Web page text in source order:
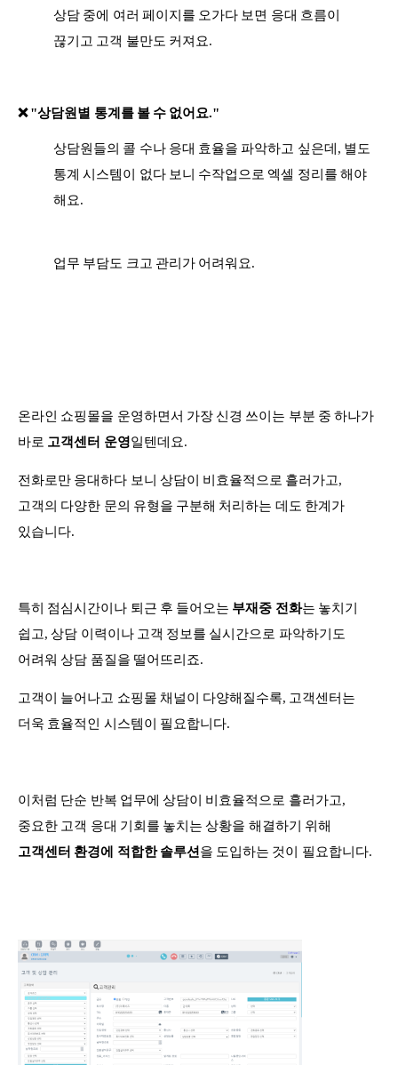
상담 중에 여러 페이지를 오가다 보면 응대 흐름이
끊기고 고객 불만도 커져요.
❌"상담원별 통계를 볼 수 없어요."
상담원들의 콜 수나 응대 효율을 파악하고 싶은데, 별도
통계 시스템이 없다 보니 수작업으로 엑셀 정리를 해야
해요.
업무 부담도 크고 관리가 어려워요.
온라인 쇼핑몰을 운영하면서 가장 신경 쓰이는 부분 중 하나가
바로 고객센터 운영일텐데요.
전화로만 응대하다 보니 상담이 비효율적으로 흘러가고,
고객의 다양한 문의 유형을 구분해 처리하는 데도 한계가
있습니다.
특히 점심시간이나 퇴근 후 들어오는 부재중 전화는 놓치기
쉽고, 상담 이력이나 고객 정보를 실시간으로 파악하기도
어려워 상담 품질을 떨어뜨리죠.
고객이 늘어나고 쇼핑몰 채널이 다양해질수록, 고객센터는
더욱 효율적인 시스템이 필요합니다.
이처럼 단순 반복 업무에 상담이 비효율적으로 흘러가고,
중요한 고객 응대 기회를 놓치는 상황을 해결하기 위해
고객센터 환경에 적합한 솔루션 을 도입하는 것이 필요합니다.